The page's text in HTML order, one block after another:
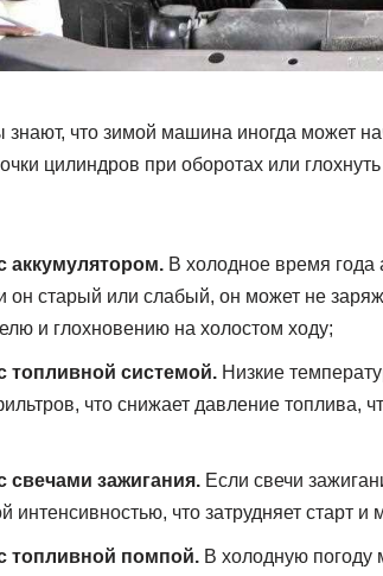
что зимой машина иногда может
цилиндров при оборотах или
аккумулятором. В холодное время года
он старый или слабый, он может не
и глохновению на холостом ходу;
топливной системой. Низкие
что снижает давление топлива,
свечами зажигания. Если свечи
интенсивностью, что затрудняет старт
топливной помпой. В холодную